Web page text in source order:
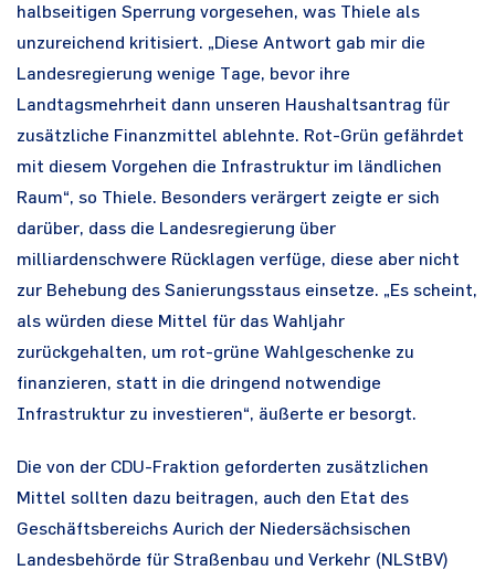
halbseitigen Sperrung vorgesehen, was Thiele als
unzureichend kritisiert. „Diese Antwort gab mir die
Landesregierung wenige Tage, bevor ihre
Landtagsmehrheit dann unseren Haushaltsantrag für
zusätzliche Finanzmittel ablehnte. Rot-Grün gefährdet
mit diesem Vorgehen die Infrastruktur im ländlichen
Raum“, so Thiele. Besonders verärgert zeigte er sich
darüber, dass die Landesregierung über
milliardenschwere Rücklagen verfüge, diese aber nicht
zur Behebung des Sanierungsstaus einsetze. „Es scheint,
als würden diese Mittel für das Wahljahr
zurückgehalten, um rot-grüne Wahlgeschenke zu
finanzieren, statt in die dringend notwendige
Infrastruktur zu investieren“, äußerte er besorgt.
Die von der CDU-Fraktion geforderten zusätzlichen
Mittel sollten dazu beitragen, auch den Etat des
Geschäftsbereichs Aurich der Niedersächsischen
Landesbehörde für Straßenbau und Verkehr (NLStBV)